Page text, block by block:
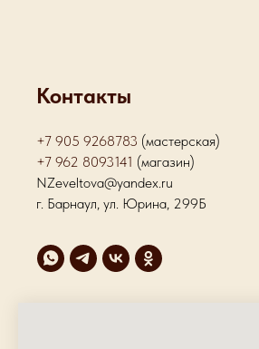
Контакты
+7 905 9268783 (мастерская)
+7 962 8093141 (магазин)
NZeveltova@yandex.ru
г. Барнаул, ул. Юрина, 299Б